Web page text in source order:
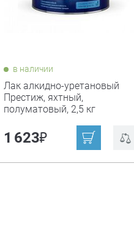
в наличии
Лак алкидно-уретановый
Престиж, яхтный,
полуматовый, 2,5 кг
1 623₽